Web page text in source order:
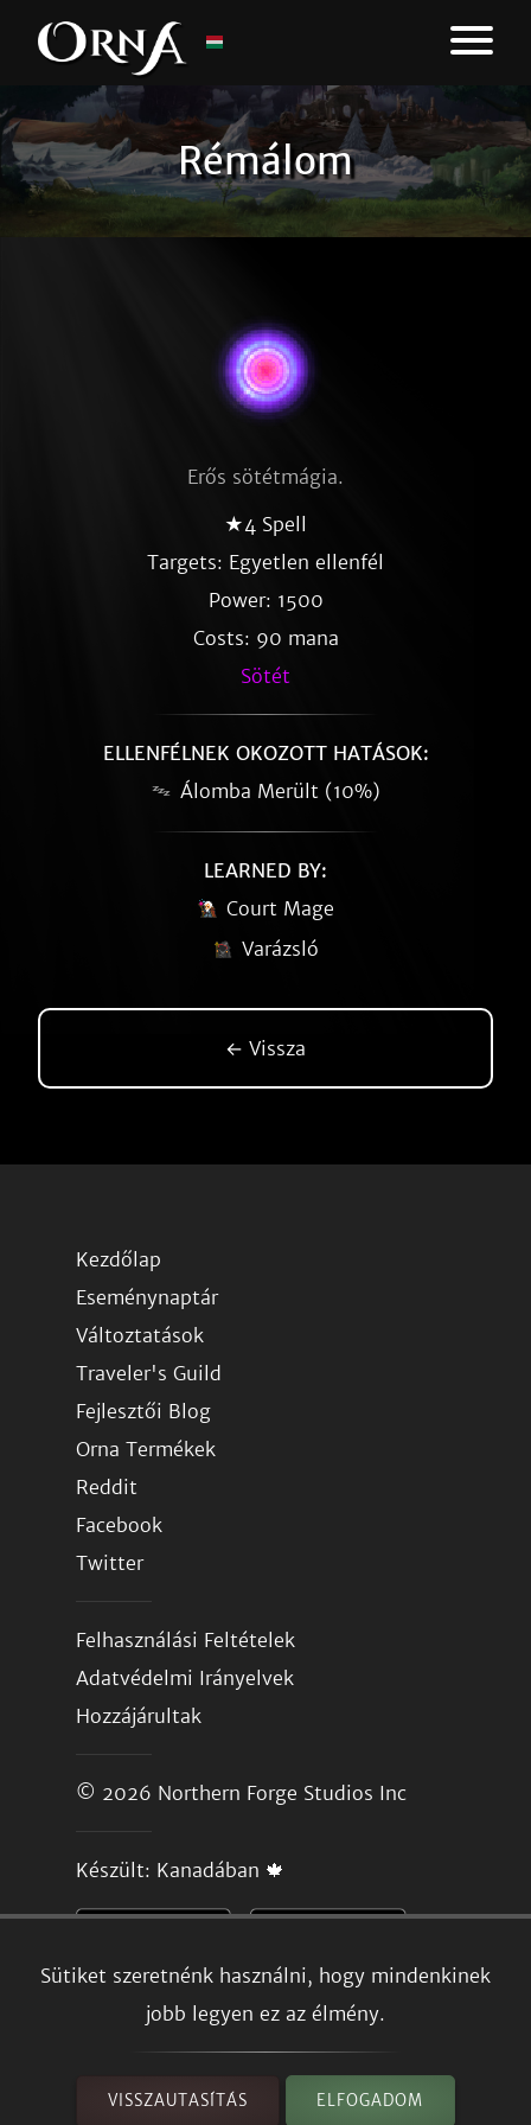
Rémálom
Sütiket szeretnénk használni, hogy mindenkinek
jobb legyen ez az élmény.
VISSZAUTASÍTÁS ELFOGADOM
Erős sötétmágia.
★4 Spell
Targets: Egyetlen ellenfél
Power: 1500
Costs: 90 mana
Sötét
ELLENFÉLNEK OKOZOTT HATÁSOK:
Álomba Merült (10%)
LEARNED BY:
Court Mage
Varázsló
← Vissza
Kezdőlap
Eseménynaptár
Változtatások
Traveler's Guild
Fejlesztői Blog
Orna Termékek
Reddit
Facebook
Twitter
Felhasználási Feltételek
Adatvédelmi Irányelvek
Hozzájárultak
© 2026 Northern Forge Studios Inc
Készült: Kanadában 🍁